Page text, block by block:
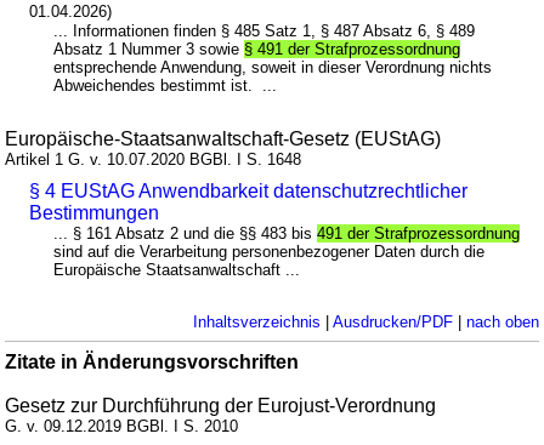
01.04.2026)
... Informationen finden § 485 Satz 1, § 487 Absatz 6, § 489
Absatz 1 Nummer 3 sowie § 491 der Strafprozessordnung
entsprechende Anwendung, soweit in dieser Verordnung nichts
Abweichendes bestimmt ist. ...
Europäische-Staatsanwaltschaft-Gesetz (EUStAG)
Artikel 1 G. v. 10.07.2020 BGBl. I S. 1648
§ 4 EUStAG Anwendbarkeit datenschutzrechtlicher
Bestimmungen
... § 161 Absatz 2 und die §§ 483 bis491 der Strafprozessordnung
sind auf die Verarbeitung personenbezogener Daten durch die
Europäische Staatsanwaltschaft ...
Inhaltsverzeichnis | Ausdrucken/PDF| nach oben
Zitate in Änderungsvorschriften
Gesetz zur Durchführung der Eurojust-Verordnung
G. v. 09.12.2019 BGBl. I S. 2010